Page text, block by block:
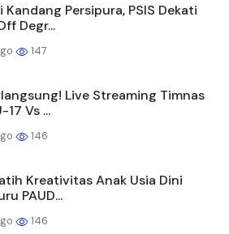
Kandang Persipura, PSIS Dekati
Degr...
147
Live Streaming Timnas
Vs ...
146
Kreativitas Anak Usia Dini
PAUD...
146